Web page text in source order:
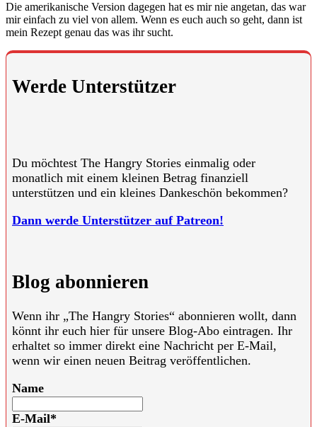
Die amerikanische Version dagegen hat es mir nie angetan, das war
mir einfach zu viel von allem. Wenn es euch auch so geht, dann ist
mein Rezept genau das was ihr sucht.
Werde Unterstützer
Du möchtest The Hangry Stories einmalig oder
monatlich mit einem kleinen Betrag finanziell
unterstützen und ein kleines Dankeschön bekommen?
Dann werde Unterstützer auf Patreon!
Blog abonnieren
Wenn ihr „The Hangry Stories“ abonnieren wollt, dann
könnt ihr euch hier für unsere Blog-Abo eintragen. Ihr
erhaltet so immer direkt eine Nachricht per E-Mail,
wenn wir einen neuen Beitrag veröffentlichen.
Name
E-Mail*